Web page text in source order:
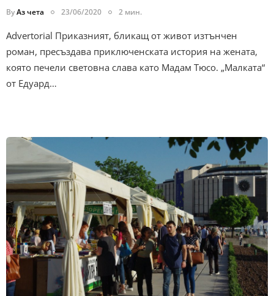
ByАз чета 23/06/2020 2 мин.
Advertorial Приказният, бликащ от живот изтънчен
роман, пресъздава приключенската история на жената,
която печели световна слава като Мадам Тюсо. „Малката“
от Едуард…